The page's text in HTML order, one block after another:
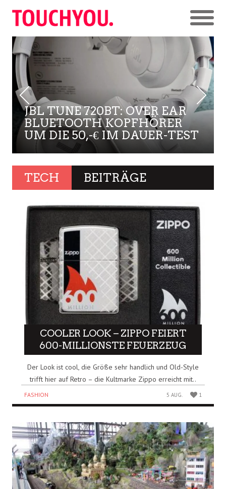
JBL TUNE 720BT: OVER EAR
BLUETOOTH KOPFHÖRER
UM DIE 50,-€ IM DAUER-TEST
TECH BEITRÄGE
COOLER LOOK – ZIPPO FEIERT
600-MILLIONSTE FEUERZEUG
Der Look ist cool, die Größe sehr handlich und Old-Style
trifft hier auf Retro – die Kultmarke Zippo erreicht mit..
FASHION 5 AUG. 1